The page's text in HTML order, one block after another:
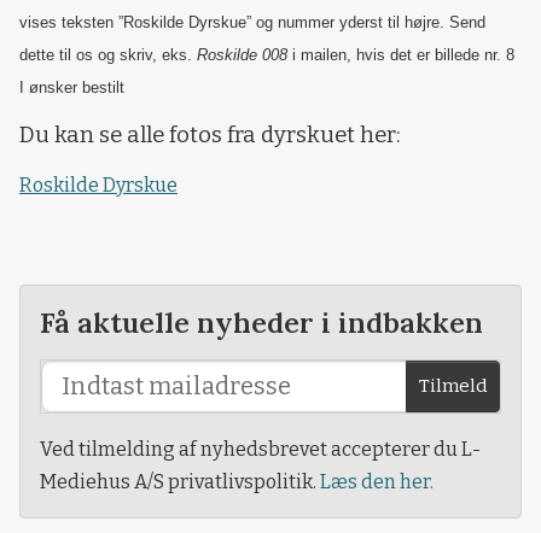
vises teksten ”Roskilde Dyrskue” og nummer yderst til højre. Send
dette til os og skriv, eks. Roskilde 008 i mailen, hvis det er billede nr. 8
I ønsker bestilt
Du kan se alle fotos fra dyrskuet her:
Roskilde Dyrskue
Få aktuelle nyheder i indbakken
Tilmeld
Ved tilmelding af nyhedsbrevet accepterer du L-
Mediehus A/S privatlivspolitik. Læs den her.